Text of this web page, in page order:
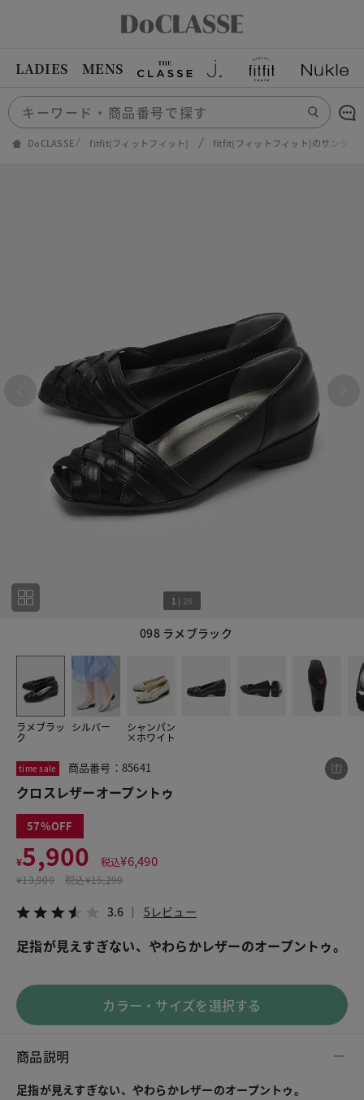
LADIES MENS
DoCLASSE fitfit(フィットフィット) fitfit(フィットフィット)のサンダル
098 ラメブラック
1 | 26
ラメブラッ
ク
シルバー シャンパン
×ホワイト
time sale 商品番号：85641
クロスレザーオープントゥ
57
¥5,900 税込¥6,490
¥13,900 税込¥15,290
3.6 5レビュー
足指が見えすぎない、やわらかレザーのオープントゥ。
カラー・サイズを選択する
商品説明
足指が見えすぎない、やわらかレザーのオープントゥ。
この商品をシェアする
¥5,900
税込¥6,490